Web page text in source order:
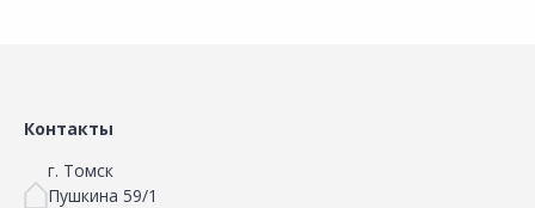
Контакты
г. Томск
Пушкина 59/1